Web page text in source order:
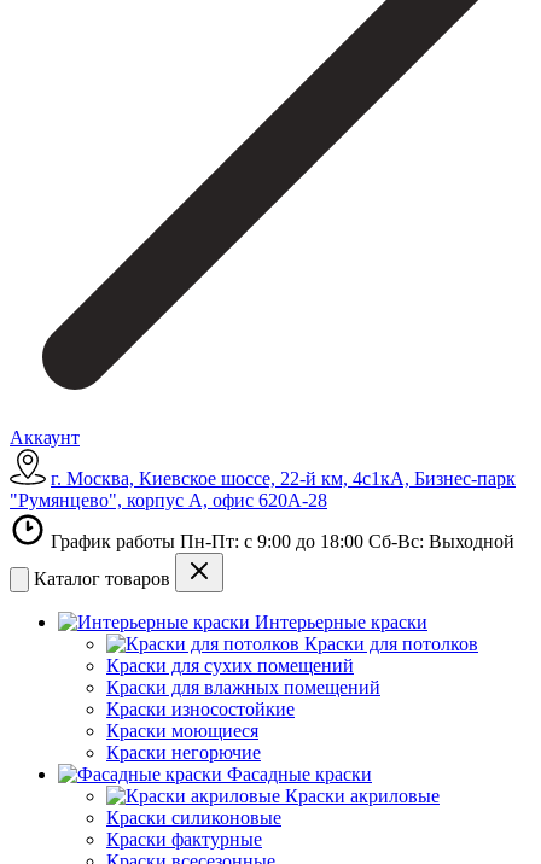
Аккаунт
г. Москва, Киевское шоссе, 22-й км, 4с1кА, Бизнес-парк
"Румянцево", корпус А, офис 620А-28
График работы Пн-Пт: с 9:00 до 18:00 Сб-Вс: Выходной
Каталог товаров
Интерьерные краски
Краски для потолков
Краски для сухих помещений
Краски для влажных помещений
Краски износостойкие
Краски моющиеся
Краски негорючие
Фасадные краски
Краски акриловые
Краски силиконовые
Краски фактурные